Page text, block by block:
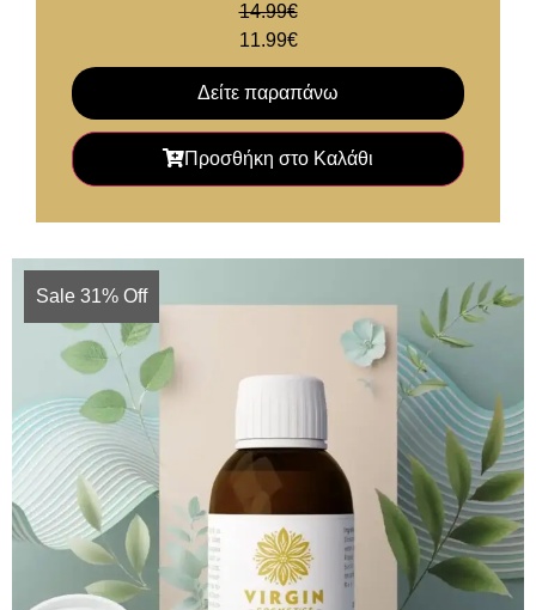
14.99€
11.99€
Δείτε παραπάνω
Προσθήκη στο Καλάθι
Sale 31% Off